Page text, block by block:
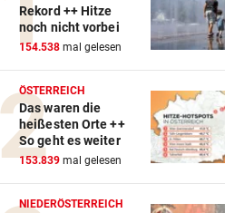
Rekord ++ Hitze
noch nicht vorbei
154.538 mal gelesen
ÖSTERREICH
Das waren die
heißesten Orte ++
So geht es weiter
153.839 mal gelesen
NIEDERÖSTERREICH